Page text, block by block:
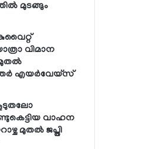
മുടങ്ങും
വിമാന
എയര്‍വേയ്സ്
വാഹന
മുതല്‍ ജപ്തി